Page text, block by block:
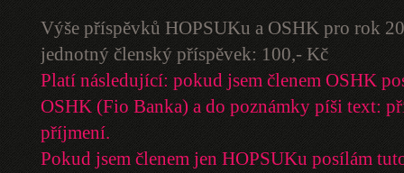
Výše příspěvků HOPSUKu a OSHK pro rok
jednotný členský příspěvek: 100,- Kč
Platí následující: pokud jsem členem OSHK
OSHK (Fio Banka) a do poznámky píši text:
příjmení.
Pokud jsem členem jen HOPSUKu posílám